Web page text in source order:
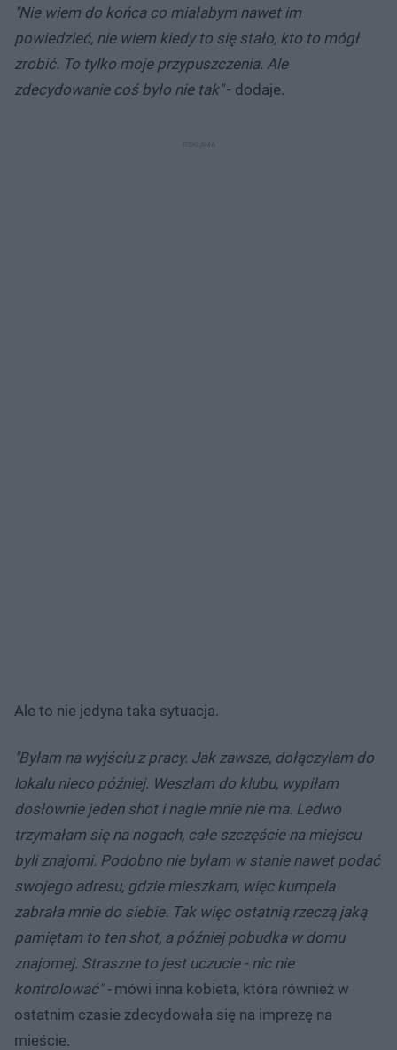
"Nie wiem do końca co miałabym nawet im
powiedzieć, nie wiem kiedy to się stało, kto to mógł
zrobić. To tylko moje przypuszczenia. Ale
zdecydowanie coś było nie tak"- dodaje.
Ale to nie jedyna taka sytuacja.
"Byłam na wyjściu z pracy. Jak zawsze, dołączyłam do
lokalu nieco później. Weszłam do klubu, wypiłam
dosłownie jeden shot i nagle mnie nie ma. Ledwo
trzymałam się na nogach, całe szczęście na miejscu
byli znajomi. Podobno nie byłam w stanie nawet podać
swojego adresu, gdzie mieszkam, więc kumpela
zabrała mnie do siebie. Tak więc ostatnią rzeczą jaką
pamiętam to ten shot, a później pobudka w domu
znajomej. Straszne to jest uczucie - nic nie
kontrolować" - mówi inna kobieta, która również w
ostatnim czasie zdecydowała się na imprezę na
mieście.